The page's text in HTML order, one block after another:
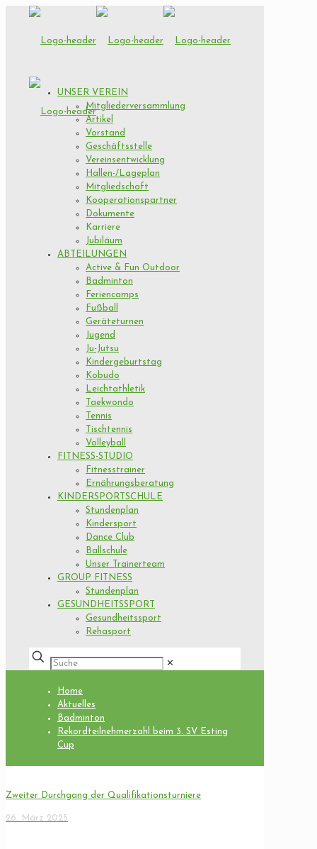
UNSER VEREIN
Mitgliederversammlung
Artikel
Vorstand
Geschäftsstelle
Vereinsentwicklung
Hallen-/Lageplan
Mitgliedschaft
Kooperationspartner
Dokumente
Karriere
Jubiläum
ABTEILUNGEN
Active & Fun Outdoor
Badminton
Feriencamps
Fußball
Geräteturnen
Jugend
Ju-Jutsu
Kindergeburtstag
Kobudo
Leichtathletik
Taekwondo
Tennis
Tischtennis
Volleyball
FITNESS-STUDIO
Fitnesstrainer
Ernährungsberatung
KINDERSPORTSCHULE
Stundenplan
Kindersport
Dance Club
Ballschule
Unser Trainerteam
GROUP FITNESS
Stundenplan
GESUNDHEITSSPORT
Gesundheitssport
Rehasport
✕
Home
Aktuelles
Badminton
Rekordteilnehmerzahl beim 3. SV Esting
Cup
Zweiter Durchgang der Qualifikationsturniere
26. März 2025